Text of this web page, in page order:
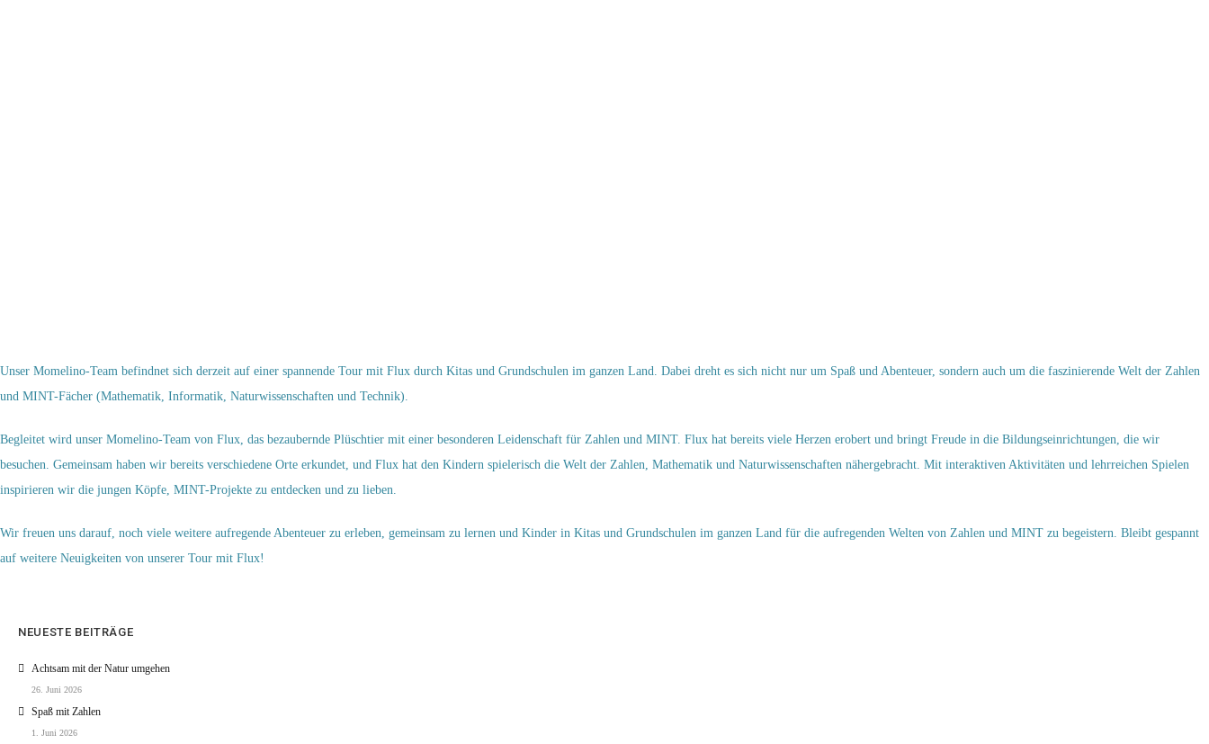
Unser Momelino-Team befindnet sich derzeit auf einer spannende Tour mit Flux durch Kitas und Grundschulen im ganzen Land. Dabei dreht es sich nicht nur um Spaß und Abenteuer, sondern auch um die faszinierende Welt der Zahlen
und MINT-Fächer (Mathematik, Informatik, Naturwissenschaften und Technik).
Begleitet wird unser Momelino-Team von Flux, das bezaubernde Plüschtier mit einer besonderen Leidenschaft für Zahlen und MINT. Flux hat bereits viele Herzen erobert und bringt Freude in die Bildungseinrichtungen, die wir
besuchen. Gemeinsam haben wir bereits verschiedene Orte erkundet, und Flux hat den Kindern spielerisch die Welt der Zahlen, Mathematik und Naturwissenschaften nähergebracht. Mit interaktiven Aktivitäten und lehrreichen Spielen
inspirieren wir die jungen Köpfe, MINT-Projekte zu entdecken und zu lieben.
Wir freuen uns darauf, noch viele weitere aufregende Abenteuer zu erleben, gemeinsam zu lernen und Kinder in Kitas und Grundschulen im ganzen Land für die aufregenden Welten von Zahlen und MINT zu begeistern. Bleibt gespannt
auf weitere Neuigkeiten von unserer Tour mit Flux!
NEUESTE BEITRÄGE
Achtsam mit der Natur umgehen
26. Juni 2026
Spaß mit Zahlen
1. Juni 2026